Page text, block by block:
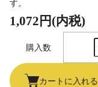
す。
1,072円(内税)
購入数
カートに入れる